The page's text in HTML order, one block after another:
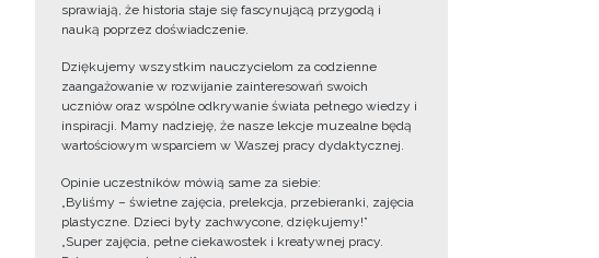
sprawiają, że historia staje się fascynującą przygodą i
nauką poprzez doświadczenie.
Dziękujemy wszystkim nauczycielom za codzienne
zaangażowanie w rozwijanie zainteresowań swoich
uczniów oraz wspólne odkrywanie świata pełnego wiedzy i
inspiracji. Mamy nadzieję, że nasze lekcje muzealne będą
wartościowym wsparciem w Waszej pracy dydaktycznej.
Opinie uczestników mówią same za siebie:
„Byliśmy – świetne zajęcia, prelekcja, przebieranki, zajęcia
plastyczne. Dzieci były zachwycone, dziękujemy!”
„Super zajęcia, pełne ciekawostek i kreatywnej pracy.